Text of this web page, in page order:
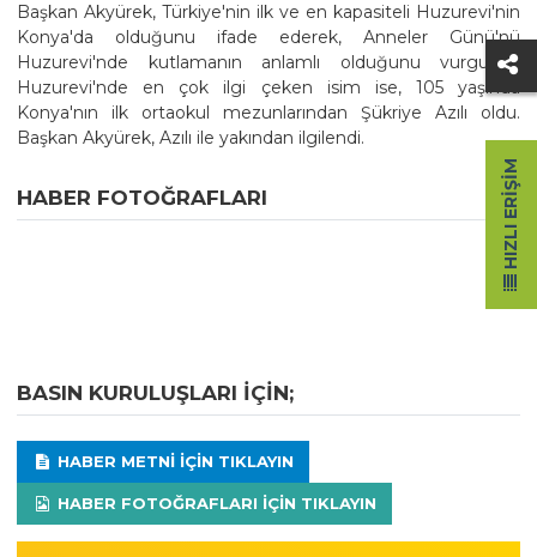
Başkan Akyürek, Türkiye'nin ilk ve en kapasiteli Huzurevi'nin
Konya'da olduğunu ifade ederek, Anneler Günü'nü
Huzurevi'nde kutlamanın anlamlı olduğunu vurguladı.
Huzurevi'nde en çok ilgi çeken isim ise, 105 yaşında
Konya'nın ilk ortaokul mezunlarından Şükriye Azılı oldu.
Başkan Akyürek, Azılı ile yakından ilgilendi.
HABER FOTOĞRAFLARI
BASIN KURULUŞLARI IÇIN;
HABER METNI IÇIN TIKLAYIN
HABER FOTOĞRAFLARI IÇIN TIKLAYIN
HIZLI ERIŞIM